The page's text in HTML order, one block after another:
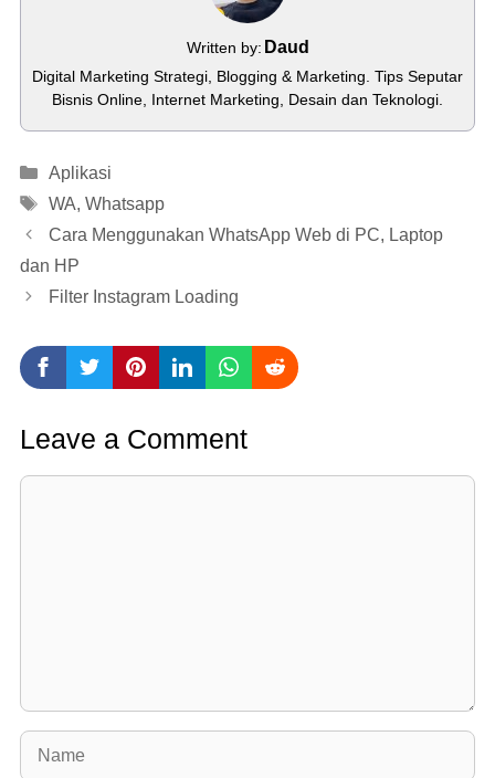
Written by: Daud
Digital Marketing Strategi, Blogging & Marketing. Tips Seputar
Bisnis Online, Internet Marketing, Desain dan Teknologi.
Categories
Aplikasi
Tags
WA, Whatsapp
Cara Menggunakan WhatsApp Web di PC, Laptop
dan HP
Filter Instagram Loading
Leave a Comment
Comment
Name